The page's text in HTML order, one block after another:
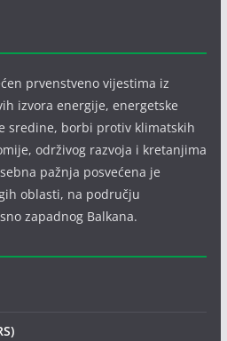
prvenstveno vijestima iz
izvora energije, energetske
sredine, borbi protiv klimatskih
održivog razvoja i kretanjima
pažnja posvećena je
oblasti, na području
zapadnog Balkana.